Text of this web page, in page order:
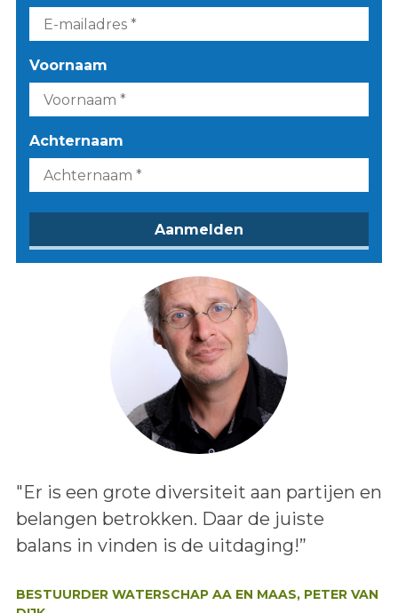
Voornaam
Achternaam
Lees het bericht:
"Er is een grote diversiteit aan partijen en
belangen betrokken. Daar de juiste
balans in vinden is de uitdaging!”
BESTUURDER WATERSCHAP AA EN MAAS, PETER VAN